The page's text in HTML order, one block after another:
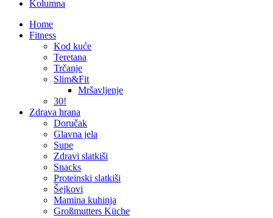
Kolumna
Home
Fitness
Kod kuće
Teretana
Trčanje
Slim&Fit
Mršavljenje
30!
Zdrava hrana
Doručak
Glavna jela
Supe
Zdravi slatkiši
Snacks
Proteinski slatkiši
Šejkovi
Mamina kuhinja
Großmutters Küche